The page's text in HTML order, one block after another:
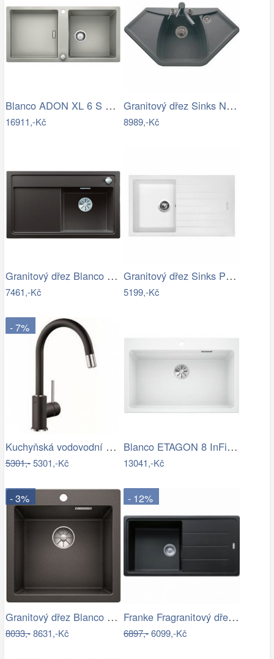
Blanco ADON XL 6 S Silgranit perlově…
16911,-Kč
Granitový dřez Sinks NAIKY 980 Titanium
8989,-Kč
Granitový dřez Blanco ZENAR 45 S InFino…
7461,-Kč
Granitový dřez Sinks PERFECTO 860 Milk
5199,-Kč
- 7%
Kuchyňská vodovodní baterie Blanco MIDA…
5301,-5301,-Kč
Blanco ETAGON 8 InFino Silgranit bílá…
13041,-Kč
- 3%
Granitový dřez Blanco PLEON 5 InFino…
8033,-8631,-Kč
- 12%
Franke Fragranitový dřez BFG 611, 97x50…
6897,-6099,-Kč